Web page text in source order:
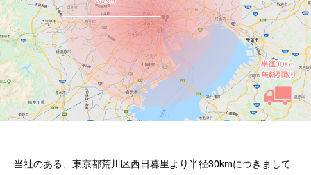
当社のある、東京都荒川区西日暮里より半径30kmにつきまして